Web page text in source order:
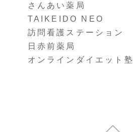
さんあい薬局
TAIKEIDO NEO
訪問看護ステーション
日赤前薬局
オンラインダイエット塾